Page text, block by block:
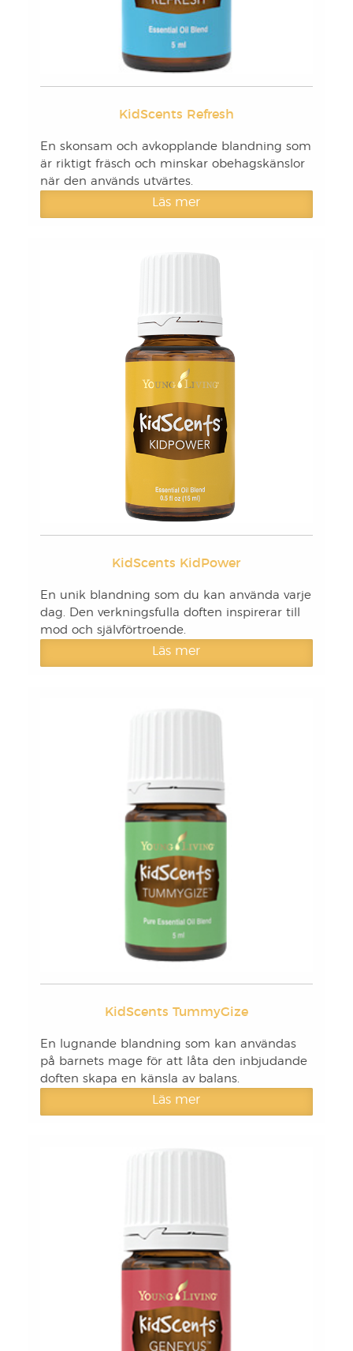
KidScents Refresh
En skonsam och avkopplande blandning som
är riktigt fräsch och minskar obehagskänslor
när den används utvärtes.
Läs mer
KidScents KidPower
En unik blandning som du kan använda varje
dag. Den verkningsfulla doften inspirerar till
mod och självförtroende.
Läs mer
KidScents TummyGize
En lugnande blandning som kan användas
på barnets mage för att låta den inbjudande
doften skapa en känsla av balans.
Läs mer